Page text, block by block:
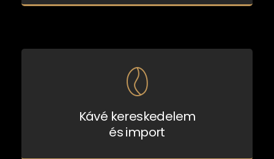
Kávé kereskedelem
és import